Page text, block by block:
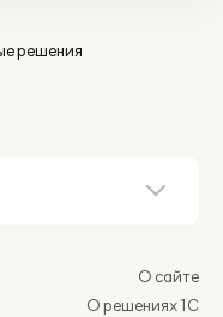
решения
О сайте
О решениях 1С